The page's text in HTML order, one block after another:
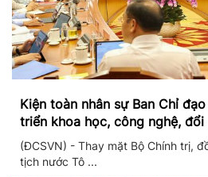
Kiện toàn nhân sự Ban Chỉ
triển khoa học, công nghệ,
chuyển đổi số
(ĐCSVN) - Thay mặt Bộ Chính trị,
tịch nước Tô ...